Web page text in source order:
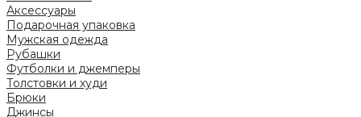
Аксессуары
Подарочная упаковка
Мужская одежда
Рубашки
Футболки и джемперы
Толстовки и худи
Брюки
Джинсы